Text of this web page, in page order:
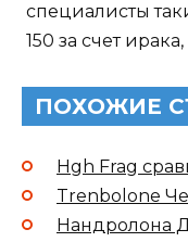
специалисты
150 за счет
ПОХОЖИЕ
Hgh Frag
Trenbolone
Нандролона